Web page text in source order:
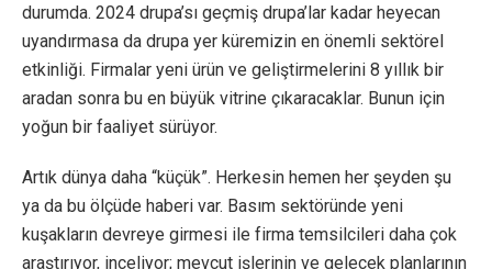
durumda. 2024 drupa’sı geçmiş drupa’lar kadar heyecan
uyandırmasa da drupa yer küremizin en önemli sektörel
etkinliği. Firmalar yeni ürün ve geliştirmelerini 8 yıllık bir
aradan sonra bu en büyük vitrine çıkaracaklar. Bunun için
yoğun bir faaliyet sürüyor.
Artık dünya daha “küçük”. Herkesin hemen her şeyden şu
ya da bu ölçüde haberi var. Basım sektöründe yeni
kuşakların devreye girmesi ile firma temsilcileri daha çok
araştırıyor, inceliyor; mevcut işlerinin ve gelecek planlarının